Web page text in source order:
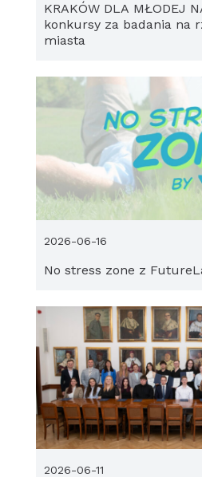
KRAKÓW DLA MŁODEJ
konkursy za badania na
miasta
No stress zone z
2026-06-16
2026-06-11